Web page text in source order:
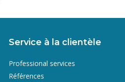
Service à la clientèle
Professional services
Références